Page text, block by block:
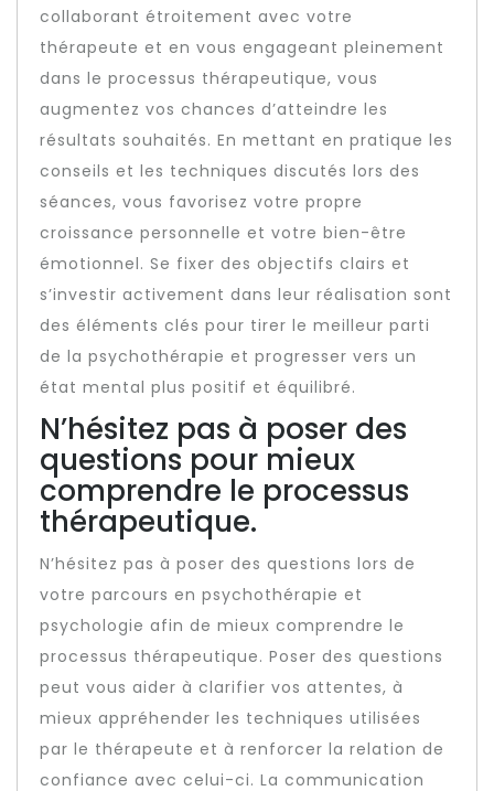
collaborant étroitement avec votre
thérapeute et en vous engageant pleinement
dans le processus thérapeutique, vous
augmentez vos chances d’atteindre les
résultats souhaités. En mettant en pratique les
conseils et les techniques discutés lors des
séances, vous favorisez votre propre
croissance personnelle et votre bien-être
émotionnel. Se fixer des objectifs clairs et
s’investir activement dans leur réalisation sont
des éléments clés pour tirer le meilleur parti
de la psychothérapie et progresser vers un
état mental plus positif et équilibré.
N’hésitez pas à poser des
questions pour mieux
comprendre le processus
thérapeutique.
N’hésitez pas à poser des questions lors de
votre parcours en psychothérapie et
psychologie afin de mieux comprendre le
processus thérapeutique. Poser des questions
peut vous aider à clarifier vos attentes, à
mieux appréhender les techniques utilisées
par le thérapeute et à renforcer la relation de
confiance avec celui-ci. La communication